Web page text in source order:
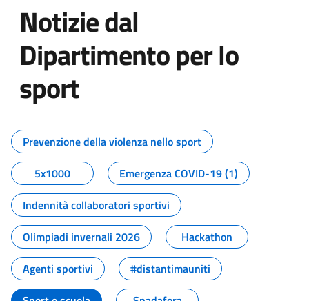
Notizie dal
Dipartimento per lo
sport
Tutti i contenuti della pagina
Prevenzione della violenza nello sport
5x1000
Emergenza COVID-19 (1)
Indennità collaboratori sportivi
Olimpiadi invernali 2026
Hackathon
Agenti sportivi
#distantimauniti